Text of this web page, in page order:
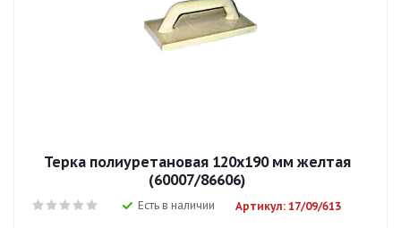
Терка полиуретановая 120х190 мм желтая
(60007/86606)
Есть в наличии Артикул: 17/09/613